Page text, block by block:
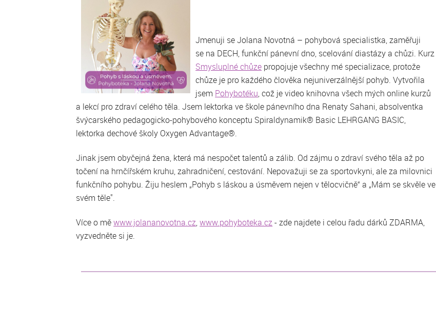
Jmenuji se Jolana Novotná – pohybová specialistka, zaměřuji
se na DECH, funkční pánevní dno, scelování diastázy a chůzi. Kurz
Smysluplné chůze propojuje všechny mé specializace, protože
chůze je pro každého člověka nejuniverzálnější pohyb. Vytvořila
jsem Pohybotéku, což je video knihovna všech mých online kurzů
a lekcí pro zdraví celého těla. Jsem lektorka ve škole pánevního dna Renaty Sahani, absolventka
švýcarského pedagogicko-pohybového konceptu Spiraldynamik® Basic LEHRGANG BASIC,
lektorka dechové školy Oxygen Advantage®.
Jinak jsem obyčejná žena, která má nespočet talentů a zálib. Od zájmu o zdraví svého těla až po
točení na hrnčířském kruhu, zahradničení, cestování. Nepovažuji se za sportovkyni, ale za milovnici
funkčního pohybu. Žiju heslem „Pohyb s láskou a úsměvem nejen v tělocvičně“ a „Mám se skvěle ve
svém těle".
Více o měwww.jolananovotna.cz,www.pohyboteka.cz- zde najdete i celou řadu dárků ZDARMA,
vyzvedněte si je.